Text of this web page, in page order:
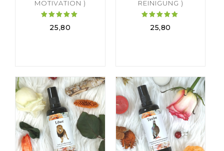
MOTIVATION )
mit
25,80
REINIGUNG )
mit
25,80